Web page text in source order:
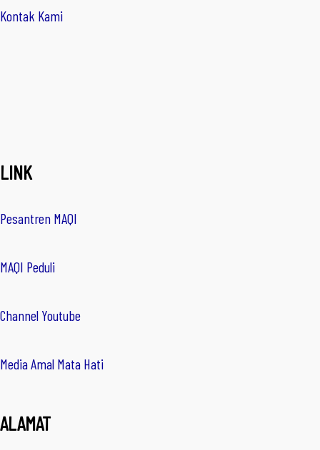
Kontak Kami
LINK
Pesantren MAQI
MAQI Peduli
Channel Youtube
Media Amal Mata Hati
ALAMAT